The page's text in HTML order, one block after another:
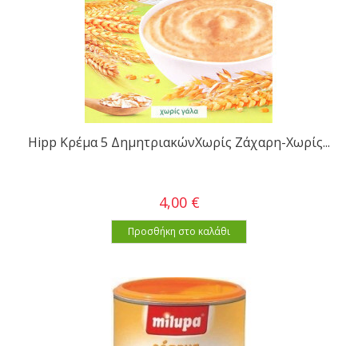
Hipp Κρέμα 5 ΔημητριακώνΧωρίς Ζάχαρη-Χωρίς...
4,00 €
Προσθήκη στο καλάθι